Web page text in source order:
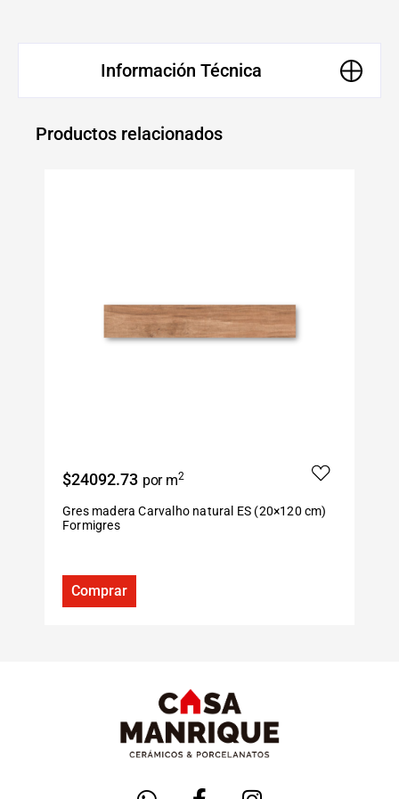
Información Técnica
Productos relacionados
$24092.73 por m2
Gres madera Carvalho natural ES (20×120 cm)
Formigres
Comprar